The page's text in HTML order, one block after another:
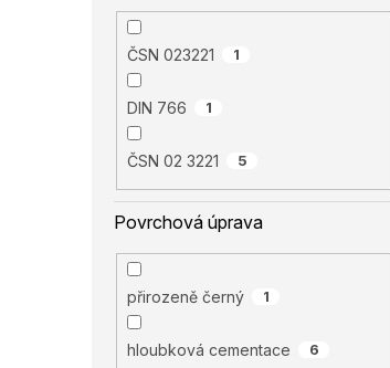
ČSN 023221 1
DIN 766 1
ČSN 02 3221 5
Povrchová úprava
přirozeně černý 1
hloubková cementace 6